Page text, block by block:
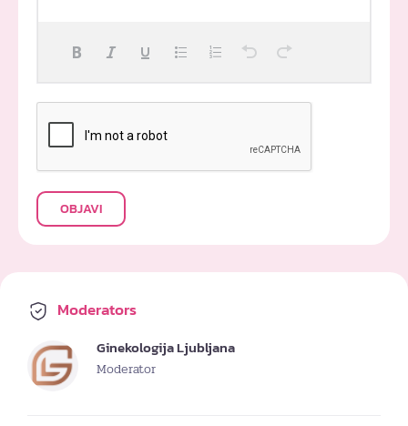
OBJAVI
Moderators
Ginekologija Ljubljana
Moderator